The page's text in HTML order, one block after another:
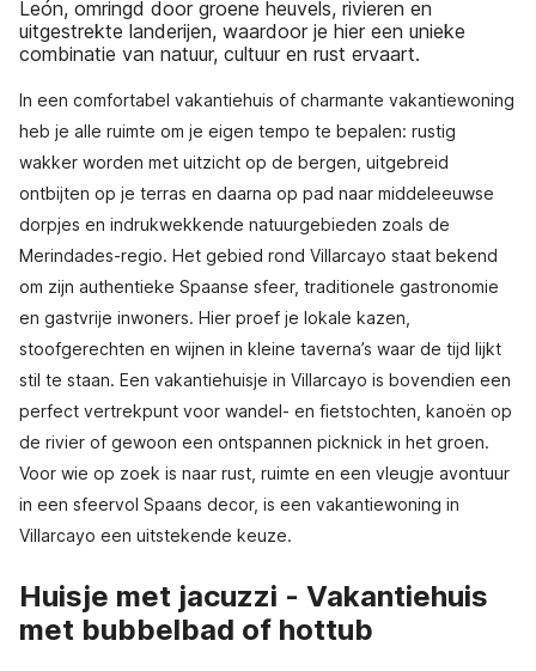
León, omringd door groene heuvels, rivieren en
uitgestrekte landerijen, waardoor je hier een unieke
combinatie van natuur, cultuur en rust ervaart.
In een comfortabel vakantiehuis of charmante vakantiewoning
heb je alle ruimte om je eigen tempo te bepalen: rustig
wakker worden met uitzicht op de bergen, uitgebreid
ontbijten op je terras en daarna op pad naar middeleeuwse
dorpjes en indrukwekkende natuurgebieden zoals de
Merindades-regio. Het gebied rond Villarcayo staat bekend
om zijn authentieke Spaanse sfeer, traditionele gastronomie
en gastvrije inwoners. Hier proef je lokale kazen,
stoofgerechten en wijnen in kleine taverna’s waar de tijd lijkt
stil te staan. Een vakantiehuisje in Villarcayo is bovendien een
perfect vertrekpunt voor wandel- en fietstochten, kanoën op
de rivier of gewoon een ontspannen picknick in het groen.
Voor wie op zoek is naar rust, ruimte en een vleugje avontuur
in een sfeervol Spaans decor, is een vakantiewoning in
Villarcayo een uitstekende keuze.
Huisje met jacuzzi - Vakantiehuis
met bubbelbad of hottub